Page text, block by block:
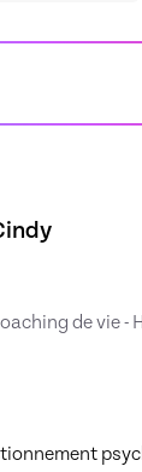
de vie -